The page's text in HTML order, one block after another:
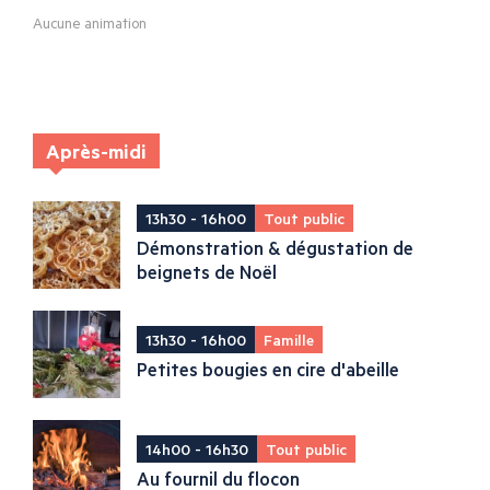
Aucune animation
Après-midi
13h30 - 16h00 Tout public
Démonstration & dégustation de
beignets de Noël
13h30 - 16h00 Famille
Petites bougies en cire d'abeille
14h00 - 16h30 Tout public
Au fournil du flocon